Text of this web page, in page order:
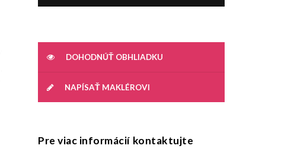
DOHODNÚŤ OBHLIADKU
NAPÍSAŤ MAKLÉROVI
Pre viac informácií kontaktujte